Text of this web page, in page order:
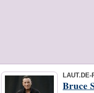
LAUT.DE-
Bruce